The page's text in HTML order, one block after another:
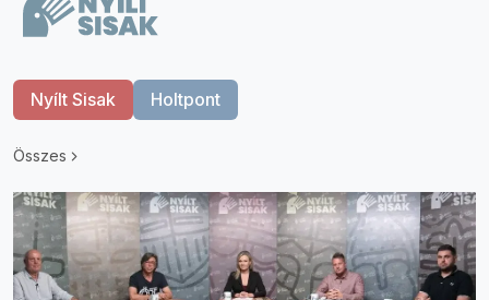
Nyílt Sisak Holtpont
Összes